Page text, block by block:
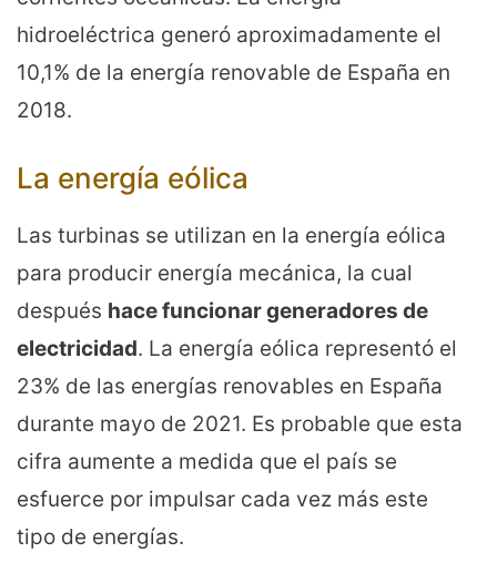
hidroeléctrica generó aproximadamente el
10,1% de la energía renovable de España en
2018.
La energía eólica
Las turbinas se utilizan en la energía eólica
para producir energía mecánica, la cual
después hacefuncionar generadores de
electricidad. La energía eólica representó el
23% de las energías renovables en España
durante mayo de 2021. Es probable que esta
cifra aumente a medida que el país se
esfuerce por impulsar cada vez más este
tipo de energías.